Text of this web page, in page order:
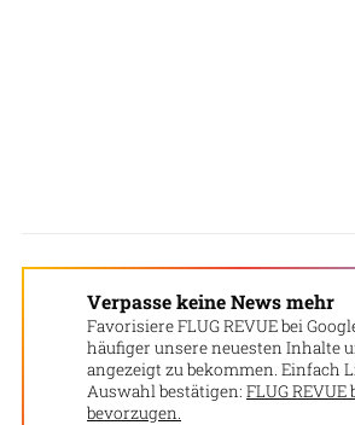
Verpasse keine News mehr
Favorisiere FLUG REVUE bei
häufiger unsere neuesten Inhalte
angezeigt zu bekommen. Einfach
Auswahl bestätigen: FLUG REVUE
bevorzugen.